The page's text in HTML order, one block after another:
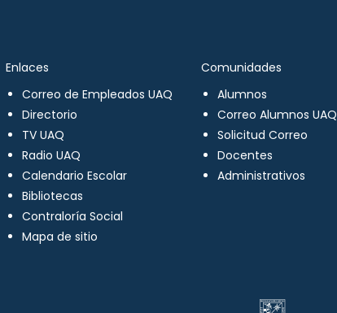
Enlaces
Correo de Empleados UAQ
Directorio
TV UAQ
Radio UAQ
Calendario Escolar
Bibliotecas
Contraloría Social
Mapa de sitio
Comunidades
Alumnos
Correo Alumnos UAQ
Solicitud Correo
Docentes
Administrativos